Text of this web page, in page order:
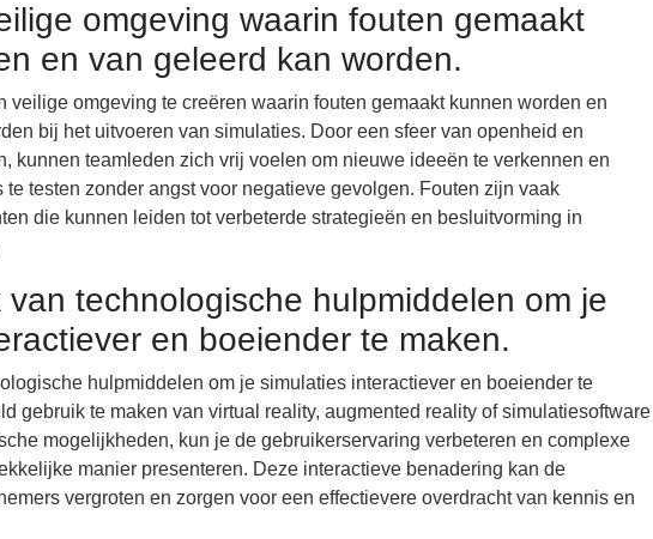
omgeving waarin fouten gemaakt
en van geleerd kan worden.
veilige omgeving te creëren waarin fouten gemaakt kunnen worden en
bij het uitvoeren van simulaties. Door een sfeer van openheid en
kunnen teamleden zich vrij voelen om nieuwe ideeën te verkennen en
te testen zonder angst voor negatieve gevolgen. Fouten zijn vaak
die kunnen leiden tot verbeterde strategieën en besluitvorming in
van technologische hulpmiddelen om je
en boeiender te maken.
hulpmiddelen om je simulaties interactiever en boeiender te
gebruik te maken van virtual reality, augmented reality of simulatiesoftware
mogelijkheden, kun je de gebruikerservaring verbeteren en complexe
manier presenteren. Deze interactieve benadering kan de
vergroten en zorgen voor een effectievere overdracht van kennis en